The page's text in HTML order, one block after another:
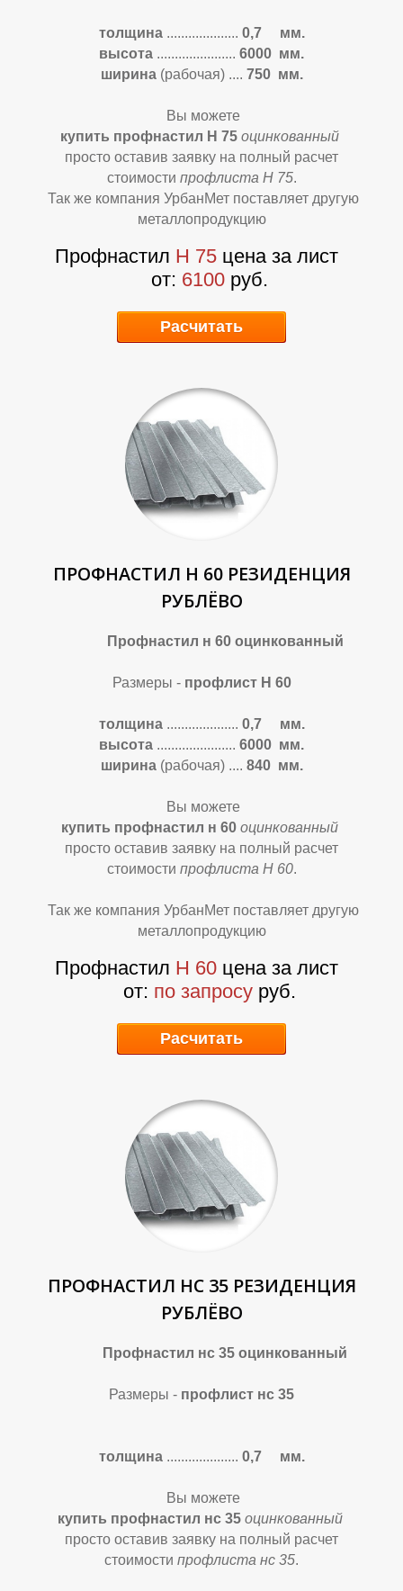
Т
А
В
толщина .................... 0,7 мм.
высота ...................... 6000 мм.
ширина (рабочая) .... 750 мм.
Вы можете
купить профнастил Н 75 оцинкованный
просто оставив заявку на полный расчет
стоимости профлиста Н 75.
Так же компания УрбанМет поставляет другую
металлопродукцию
Профнастил Н 75 цена за лист
от: 6100 руб.
Расчитать
ПРОФНАСТИЛ Н 60 РЕЗИДЕНЦИЯ
РУБЛЁВО
Профнастил н 60 оцинкованный
Размеры - профлист Н 60
толщина .................... 0,7 мм.
высота ...................... 6000 мм.
ширина (рабочая) .... 840 мм.
Вы можете
купить профнастил н 60 оцинкованный
просто оставив заявку на полный расчет
стоимости профлиста Н 60.
Так же компания УрбанМет поставляет другую
металлопродукцию
Профнастил Н 60 цена за лист
от: по запросу руб.
Расчитать
ПРОФНАСТИЛ НС 35 РЕЗИДЕНЦИЯ
РУБЛЁВО
Профнастил нс 35 оцинкованный
Размеры - профлист нс 35
толщина .................... 0,7 мм.
Вы можете
купить профнастил нс 35 оцинкованный
просто оставив заявку на полный расчет
стоимости профлиста нс 35.
Т
А
В